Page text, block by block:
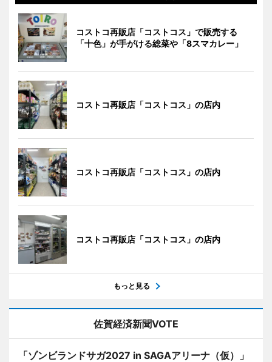
コストコ再販店「コストコス」で販売する
「十色」が手がける総菜や「8スマカレー」
コストコ再販店「コストコス」の店内
コストコ再販店「コストコス」の店内
コストコ再販店「コストコス」の店内
もっと見る
佐賀経済新聞VOTE
「ゾンビランドサガ2027 in SAGAアリーナ（仮）」